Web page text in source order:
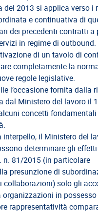
del 2013 si applica verso i
e continuativa di
dei precedenti contratti a
in regime di outbound.
di un tavolo di
completamente la
regole legislative.
l’occasione fornita dalla
dal Ministero del lavoro il
concetti
interpello, il Ministero del
determinare gli
n. 81/2015 (in particolare
presunzione di
collaborazioni) solo gli
in possesso
rappresentatività